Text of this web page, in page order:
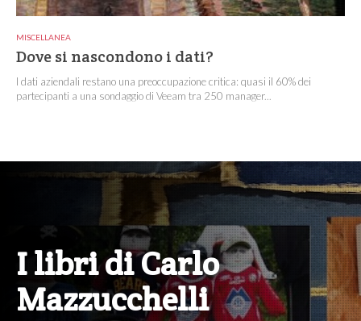
MISCELLANEA
Dove si nascondono i dati?
I dati aziendali restano una preoccupazione critica: quasi il 60% dei
partecipanti a una sondaggio di Veeam tra 250 manager...
I libri di Carlo
Mazzucchelli